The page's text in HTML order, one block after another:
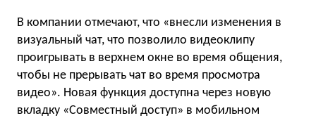
В компании отмечают, что «внесли изменения в
визуальный чат, что позволило видеоклипу
проигрывать в верхнем окне во время общения,
чтобы не прерывать чат во время просмотра
видео». Новая функция доступна через новую
вкладку «Совместный доступ» в мобильном